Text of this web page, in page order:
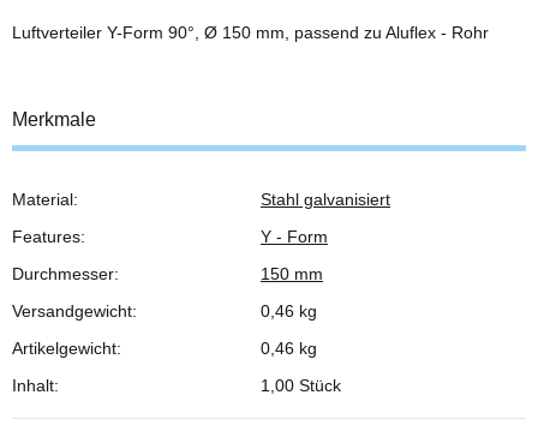
Luftverteiler Y-Form 90°, Ø 150 mm, passend zu Aluflex - Rohr
Merkmale
Produkteigenschaft
Wert
Material:
Stahl galvanisiert
Features:
Y - Form
Durchmesser:
150 mm
Versandgewicht:
0,46 kg
Artikelgewicht:
0,46 kg
Inhalt:
1,00 Stück